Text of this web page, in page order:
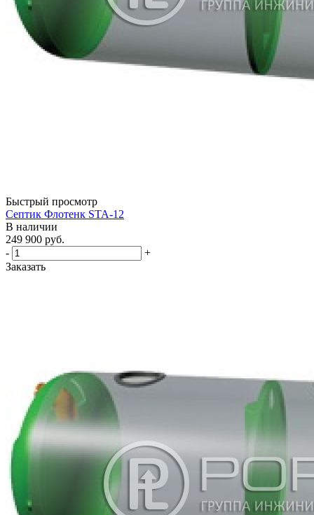
Быстрый просмотр
Септик Флотенк STA-12
В наличии
249 900 руб.
-
+
Заказать